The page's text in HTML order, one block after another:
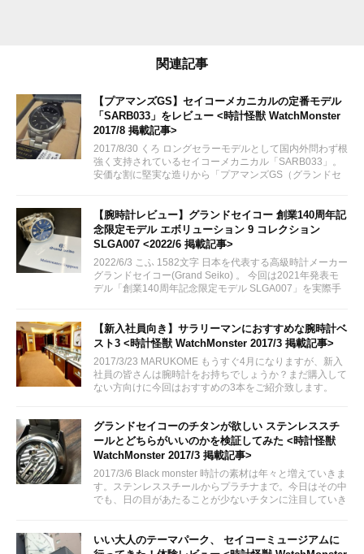
関連記事
【プアマンズGS】セイコーメカニカルの定番モデル
「SARB033」をレビュー <時計怪獣 WatchMonster
2017/8 掲載記事>
2017/8/30 くろ ロングセラーモデルとして国内外問わず根
強く支持されているセイコーメカニカル「SARB033」。
安価な割に堅実な造りから「プアマンズGS（グランドセ
【腕時計レビュー】グランドセイコー 創業140周年記
念限定モデル エボリューション 9 コレクション
SLGA007 <2022/6 掲載記事>
2022/6/3 こふ 1582文字 日本を代表する高級時計メーカー
グランドセイコー(Grand Seiko) 。 今回は2021年発表モ
デル「創業140周年記念限定モデル SLGA007」を実際手
【新入社員向き】サラリーマンにおすすめな腕時計ベ
スト3 <時計怪獣 WatchMonster 2017/3 掲載記事>
2017/3/23 MARUKOME もうすぐ4月になりますが、新入
社員の皆さんは腕時計をお持ちでしょうか？まだ購入して
ない方向けに今回はおすすめの3本をご紹介致します。
グランドセイコーのチタンが欲しい ステンレススチ
ールとどちらがいいのかを検証してみた <時計怪獣
WatchMonster 2017/3 掲載記事>
2017/3/6 Black monster 時計の素材は年々と増えていきま
す。ステンレススチールからプラチナまで。今日はその中
でも、日の目があたることが少ないチタンに注目していき
いい大人のテーマパーク、 セイコーミュージアムに